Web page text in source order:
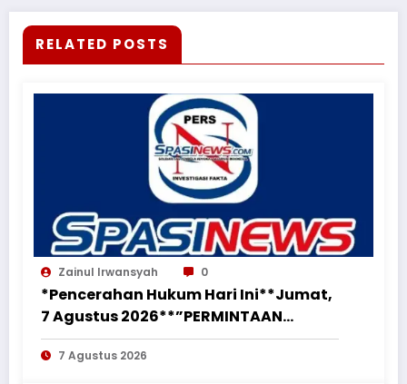
RELATED POSTS
Zainul Irwansyah 0
*Pencerahan Hukum Hari Ini**Jumat,
7 Agustus 2026**”PERMINTAAN
PERUBAHAN PEKERJAAN SECARA LISAN
TIDAK MENGHAPUS KEWAJIBAN
7 Agustus 2026